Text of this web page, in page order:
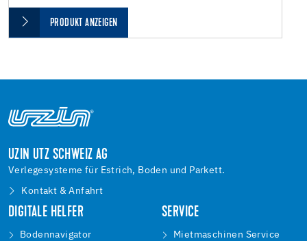
PRODUKT ANZEIGEN
UZIN UTZ SCHWEIZ AG
Verlegesysteme für Estrich, Boden und Parkett.
Kontakt & Anfahrt
DIGITALE HELFER
Bodennavigator
SERVICE
Mietmaschinen Service